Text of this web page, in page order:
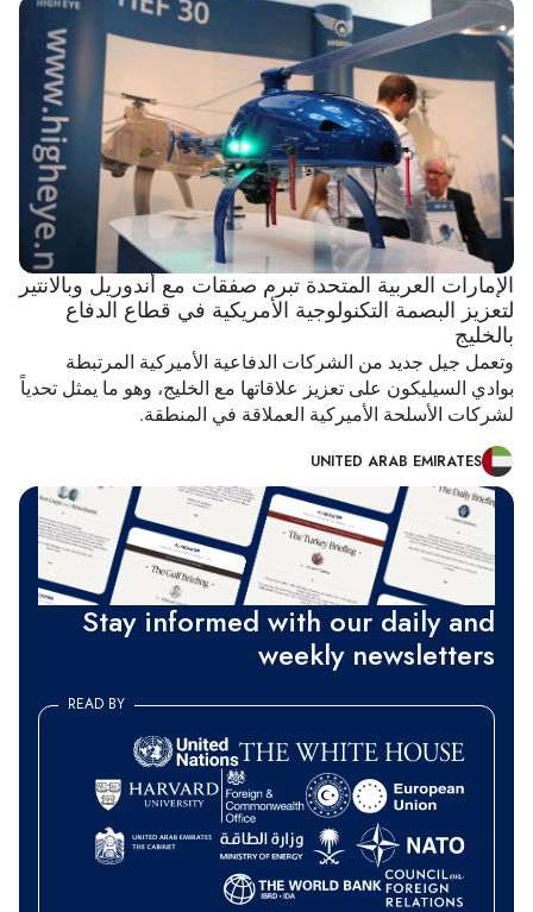
الإمارات العربية المتحدة تبرم صفقات مع أندوريل وبالانتير
لتعزيز البصمة التكنولوجية الأمريكية في قطاع الدفاع
بالخليج
وتعمل جيل جديد من الشركات الدفاعية الأميركية المرتبطة
بوادي السيليكون على تعزيز علاقاتها مع الخليج، وهو ما يمثل تحدياً
لشركات الأسلحة الأميركية العملاقة في المنطقة.
UNITED ARAB EMIRATES
Stay informed with our daily and
weekly newsletters
READ BY